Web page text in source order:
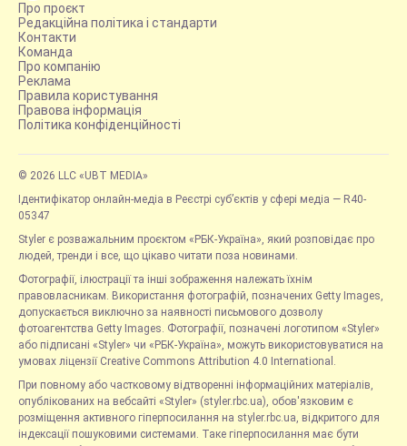
Про проєкт
Редакційна політика і стандарти
Контакти
Команда
Про компанію
Реклама
Правила користування
Правова інформація
Політика конфіденційності
© 2026 LLC «UBT MEDIA»
Ідентифікатор онлайн-медіа в Реєстрі суб’єктів у сфері медіа — R40-
05347
Styler є розважальним проєктом «РБК-Україна», який розповідає про
людей, тренди і все, що цікаво читати поза новинами.
Фотографії, ілюстрації та інші зображення належать їхнім
правовласникам. Використання фотографій, позначених Getty Images,
допускається виключно за наявності письмового дозволу
фотоагентства Getty Images. Фотографії, позначені логотипом «Styler»
або підписані «Styler» чи «РБК-Україна», можуть використовуватися на
умовах ліцензії Creative Commons Attribution 4.0 International.
При повному або частковому відтворенні інформаційних матеріалів,
опублікованих на вебсайті «Styler» (styler.rbc.ua), обов'язковим є
розміщення активного гіперпосилання на styler.rbc.ua, відкритого для
індексації пошуковими системами. Таке гіперпосилання має бути